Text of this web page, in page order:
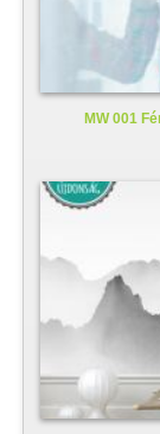
MW 001